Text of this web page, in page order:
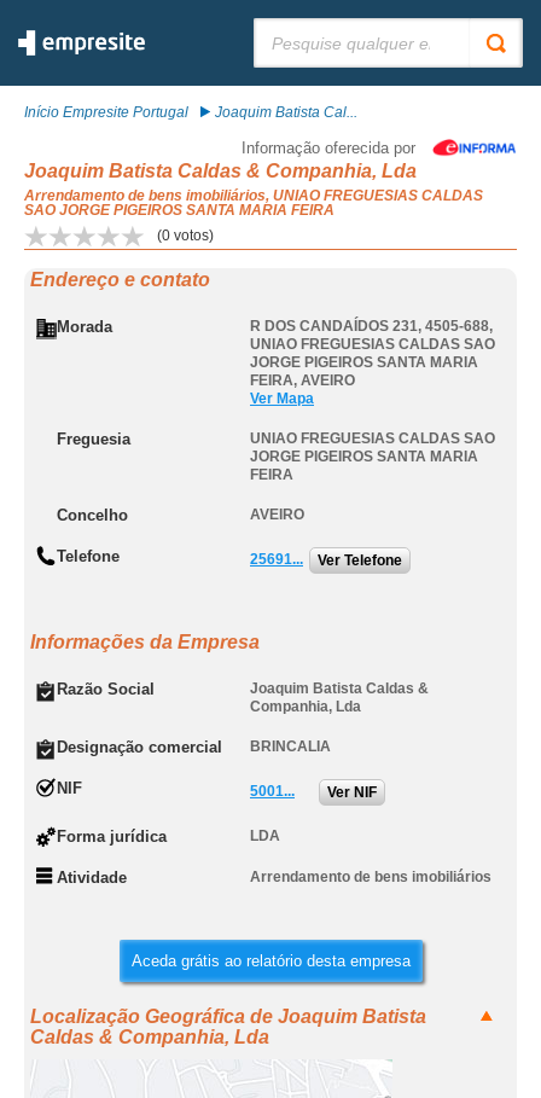
Início Empresite Portugal Joaquim Batista Cal...
Informação oferecida por
Joaquim Batista Caldas & Companhia, Lda
Arrendamento de bens imobiliários, UNIAO FREGUESIAS CALDAS
SAO JORGE PIGEIROS SANTA MARIA FEIRA
(0 votos)
Endereço e contato
Morada R DOS CANDAÍDOS 231, 4505-688,
UNIAO FREGUESIAS CALDAS SAO
JORGE PIGEIROS SANTA MARIA
FEIRA, AVEIRO
Ver Mapa
Freguesia
UNIAO FREGUESIAS CALDAS SAO
JORGE PIGEIROS SANTA MARIA
FEIRA
Concelho AVEIRO
Telefone 25691... Ver Telefone
Informações da Empresa
Razão Social
Joaquim Batista Caldas &
Companhia, Lda
Designação comercial BRINCALIA
NIF 5001... Ver NIF
Forma jurídica LDA
Atividade Arrendamento de bens imobiliários
Aceda grátis ao relatório desta empresa
Localização Geográfica de Joaquim Batista
Caldas & Companhia, Lda